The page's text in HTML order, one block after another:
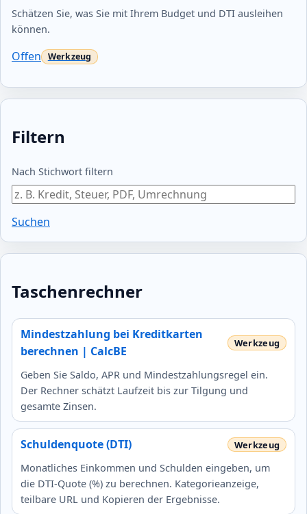
Schätzen Sie, was Sie mit Ihrem Budget und DTI ausleihen
können.
Offen
Filtern
Nach Stichwort filtern
Suchen
Taschenrechner
Mindestzahlung bei Kreditkarten
berechnen | CalcBE
Geben Sie Saldo, APR und Mindestzahlungsregel ein.
Der Rechner schätzt Laufzeit bis zur Tilgung und
gesamte Zinsen.
Schuldenquote (DTI)
Monatliches Einkommen und Schulden eingeben, um
die DTI‑Quote (%) zu berechnen. Kategorieanzeige,
teilbare URL und Kopieren der Ergebnisse.